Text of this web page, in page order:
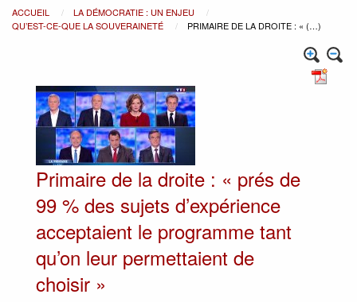
ACCUEIL
LA DÉMOCRATIE : UN ENJEU
QU’EST-CE-QUE LA SOUVERAINETÉ
PRIMAIRE DE LA DROITE : « (…)
Primaire de la droite : « prés de
99 % des sujets d’expérience
acceptaient le programme tant
qu’on leur permettaient de
choisir »